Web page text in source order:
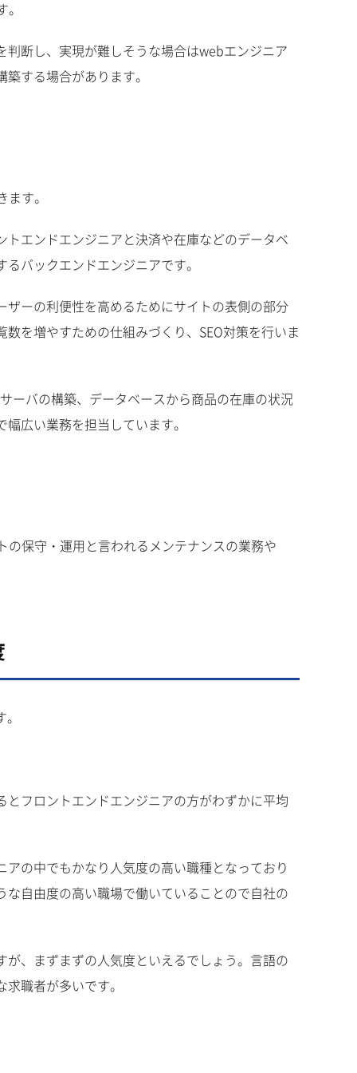
断し、実現が難しそうな場合はwebエンジニア
する場合があります。
す。
エンドエンジニアと決済や在庫などのデータベ
バックエンドエンジニアです。
ーの利便性を高めるためにサイトの表側の部分
を増やすための仕組みづくり、SEO対策を行いま
ーバの構築、データベースから商品の在庫の状況
広い業務を担当しています。
保守・運用と言われるメンテナンスの業務や
フロントエンドエンジニアの方がわずかに平均
の中でもかなり人気度の高い職種となっており
自由度の高い職場で働いていることので自社の
、まずまずの人気度といえるでしょう。言語の
職者が多いです。